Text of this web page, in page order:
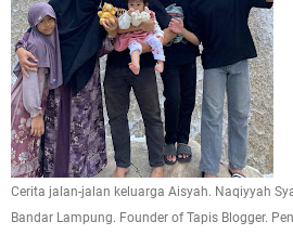
Cerita jalan-jalan keluarga Aisyah. Naqiyyah
Bandar Lampung. Founder of Tapis Blogger.